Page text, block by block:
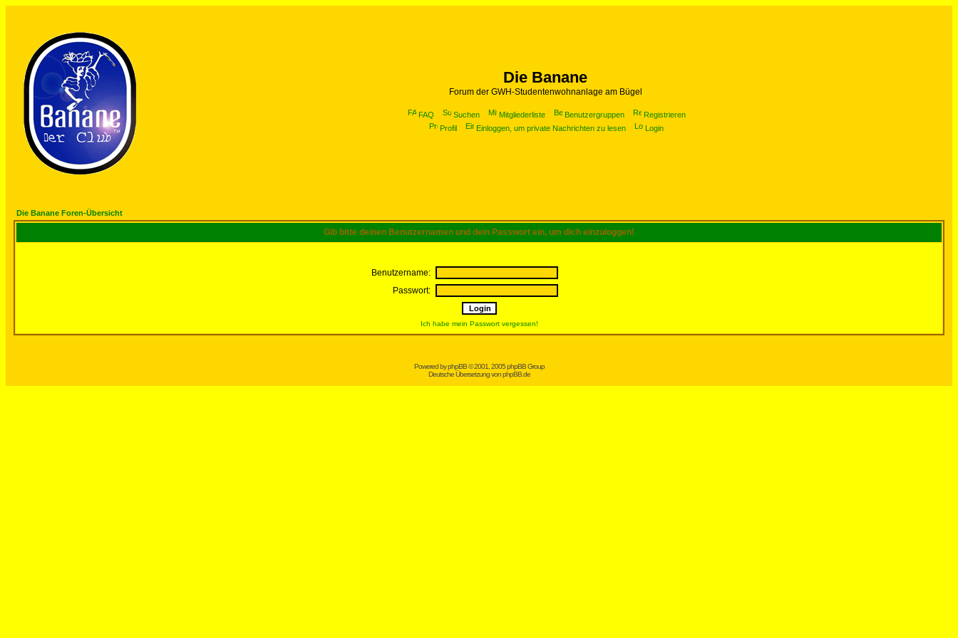
Die Banane
Forum der GWH-Studentenwohnanlage am Bügel
FAQ Suchen Mitgliederliste Benutzergruppen
Registrieren
Profil
Einloggen, um private Nachrichten zu lesen Login
Die Banane Foren-Übersicht
Gib bitte deinen Benutzernamen und dein Passwort ein, um dich einzuloggen!
Benutzername:
Passwort:
Ich habe mein Passwort vergessen!
Powered byphpBB© 2001, 2005 phpBB Group
Deutsche Übersetzung vonphpBB.de